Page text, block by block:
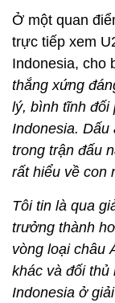
Ở một quan
trực tiếp xem
Indonesia, cho
thắng xứng
lý, bình tĩnh đối
Indonesia. Dấu
trong trận đấu
rất hiểu về con
Tôi tin là qua
trưởng thành
vòng loại châu
khác và đối thủ
Indonesia ở